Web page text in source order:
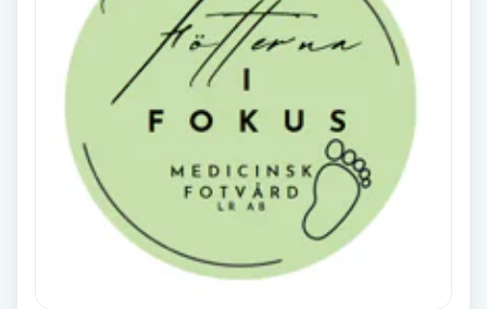
Sjukgymnastik
Skalpmassage
Skinbooster
Sklerosering